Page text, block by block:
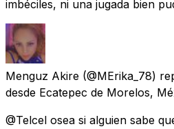
imbéciles, ni una jugada bien
Menguz Akire (@MErika_78)
desde Ecatepec de Morelos,
@Telcel osea si alguien sabe